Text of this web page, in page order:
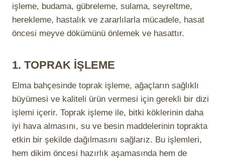
işleme, budama, gübreleme, sulama, seyreltme,
herekleme, hastalık ve zararlılarla mücadele, hasat
öncesi meyve dökümünü önlemek ve hasattır.
1. TOPRAK İŞLEME
Elma bahçesinde toprak işleme, ağaçların sağlıklı
büyümesi ve kaliteli ürün vermesi için gerekli bir dizi
işlemi içerir. Toprak işleme ile, bitki köklerinin daha
iyi hava almasını, su ve besin maddelerinin toprakta
etkin bir şekilde dağılmasını sağlarız. Bu işlemleri,
hem dikim öncesi hazırlık aşamasında hem de